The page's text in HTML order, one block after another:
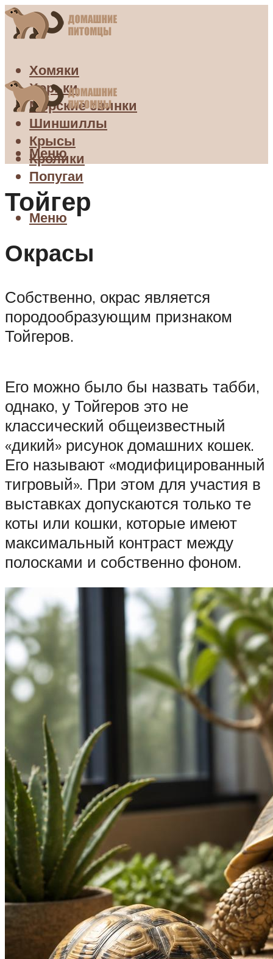
Хомяки
Хорьки
Морские свинки
Шиншиллы
Крысы
Кролики
Попугаи
Меню
Меню
Тойгер
Окрасы
Собственно, окрас является
породообразующим признаком
Тойгеров.
Его можно было бы назвать табби,
однако, у Тойгеров это не
классический общеизвестный
«дикий» рисунок домашних кошек.
Его называют «модифицированный
тигровый». При этом для участия в
выставках допускаются только те
коты или кошки, которые имеют
максимальный контраст между
полосками и собственно фоном.